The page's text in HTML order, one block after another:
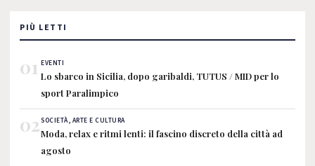
PIÙ LETTI
01 EVENTI
Lo sbarco in Sicilia, dopo garibaldi, TUTUS / MID per lo
sport Paralimpico
02SOCIETÀ, ARTE E CULTURA
Moda, relax e ritmi lenti: il fascino discreto della città ad
agosto